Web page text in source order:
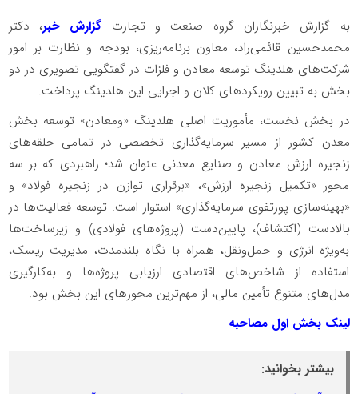
به گزارش خبرنگاران گروه صنعت و تجارت گزارش خبر، دکتر
محمدحسین قائمی‌راد، معاون برنامه‌ریزی، بودجه و نظارت بر امور
شرکت‌های هلدینگ توسعه معادن و فلزات در گفتگویی تصویری در دو
بخش به تبیین رویکردهای کلان و اجرایی این هلدینگ پرداخت.
در بخش نخست، مأموریت اصلی هلدینگ «ومعادن» توسعه بخش
معدن کشور از مسیر سرمایه‌گذاری تخصصی در تمامی حلقه‌های
زنجیره ارزش معادن و صنایع معدنی عنوان شد؛ راهبردی که بر سه
محور «تکمیل زنجیره ارزش»، «برقراری توازن در زنجیره فولاد» و
«بهینه‌سازی پورتفوی سرمایه‌گذاری» استوار است. توسعه فعالیت‌ها در
بالادست (اکتشاف)، پایین‌دست (پروژه‌های فولادی) و زیرساخت‌ها
به‌ویژه انرژی و حمل‌ونقل، همراه با نگاه بلندمدت، مدیریت ریسک،
استفاده از شاخص‌های اقتصادی ارزیابی پروژه‌ها و به‌کارگیری
مدل‌های متنوع تأمین مالی، از مهم‌ترین محورهای این بخش بود.
لینک بخش اول مصاحبه
بیشتر بخوانید: